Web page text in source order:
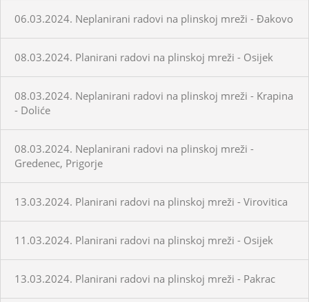
06.03.2024. Neplanirani radovi na plinskoj mreži - Đakovo
08.03.2024. Planirani radovi na plinskoj mreži - Osijek
08.03.2024. Neplanirani radovi na plinskoj mreži - Krapina
- Doliće
08.03.2024. Neplanirani radovi na plinskoj mreži -
Gredenec, Prigorje
13.03.2024. Planirani radovi na plinskoj mreži - Virovitica
11.03.2024. Planirani radovi na plinskoj mreži - Osijek
13.03.2024. Planirani radovi na plinskoj mreži - Pakrac